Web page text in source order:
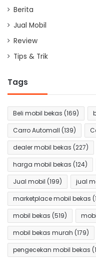
Berita
Jual Mobil
Review
Tips & Trik
Tags
Beli mobil bekas (169)
Carro Automall (139)
dealer mobil bekas (227)
harga mobil bekas (124)
Jual mobil (199) jual
marketplace mobil bekas
mobil bekas (519)
mobil bekas murah (179)
pengecekan mobil bekas